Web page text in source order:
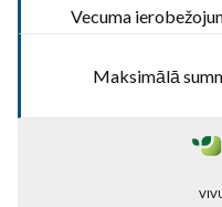
Vecuma
Maksimālā